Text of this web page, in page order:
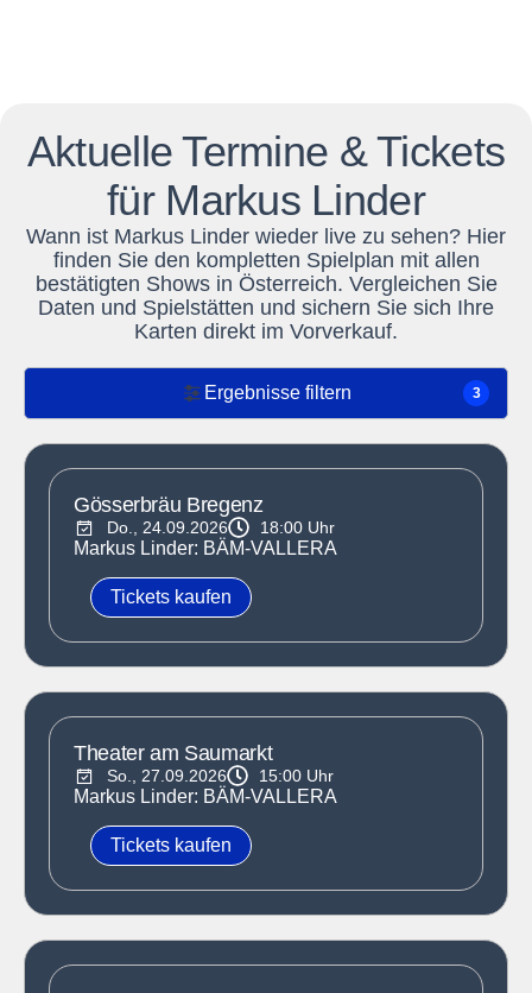
Aktuelle Termine & Tickets
für Markus Linder
Wann ist Markus Linder wieder live zu sehen? Hier
finden Sie den kompletten Spielplan mit allen
bestätigten Shows in Österreich. Vergleichen Sie
Daten und Spielstätten und sichern Sie sich Ihre
Karten direkt im Vorverkauf.
Ergebnisse filtern 3
Gösserbräu Bregenz
Do., 24.09.2026 18:00 Uhr
Markus Linder: BÄM-VALLERA
Tickets kaufen
Theater am Saumarkt
So., 27.09.2026 15:00 Uhr
Markus Linder: BÄM-VALLERA
Tickets kaufen